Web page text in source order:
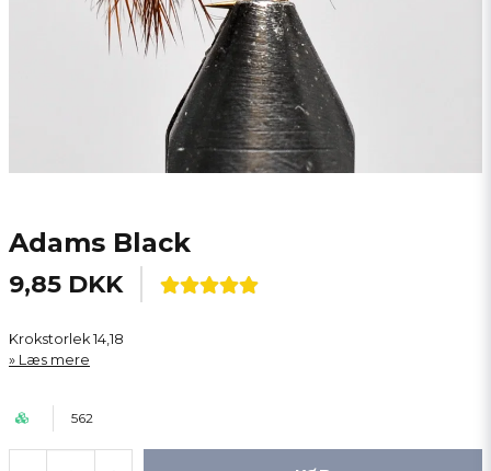
Adams Black
9,85 DKK
Krokstorlek 14,18
Læs mere
562